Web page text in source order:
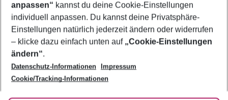
Footer
Footer navigation
Über uns
AGB
Bestpreisgarantie
Cookie-Einstellungen ändern
Cookie-Richtlinie
Agenturbetreuung
Barrierefreies Reisen
Folge uns
anpassen“ kannst du deine Cookie-Einstellungen
individuell anpassen. Du kannst deine Privatsphäre-
Einstellungen natürlich jederzeit ändern oder widerrufen
– klicke dazu einfach unten auf „Cookie-Einstellungen
ändern“.
Datenschutz-Informationen
Impressum
Cookie/Tracking-Informationen